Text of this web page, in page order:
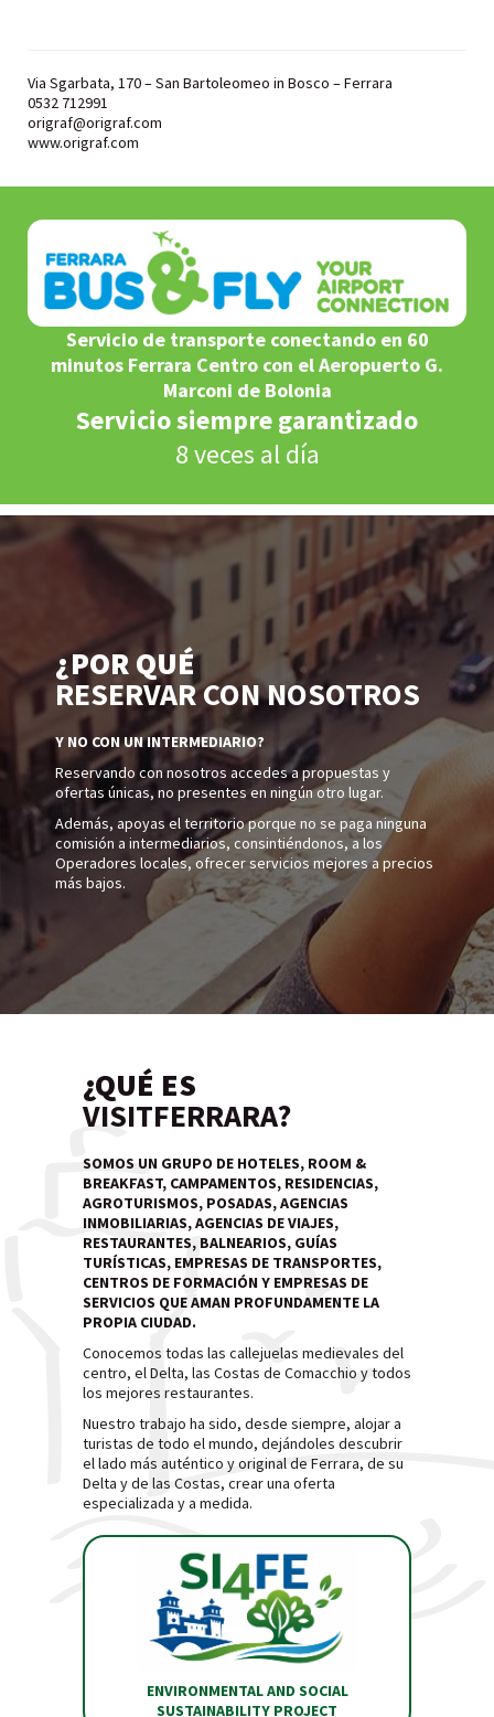
Via Sgarbata, 170 – San Bartoleomeo in Bosco – Ferrara
0532 712991
origraf@origraf.com
www.origraf.com
Servicio de transporte conectando en 60
minutos Ferrara Centro con el Aeropuerto G.
Marconi de Bolonia
Servicio siempre garantizado
8 veces al día
¿POR QUÉ
RESERVAR CON NOSOTROS
Y NO CON UN INTERMEDIARIO?
Reservando con nosotros accedes a propuestas y
ofertas únicas, no presentes en ningún otro lugar.
Además, apoyas el territorio porque no se paga ninguna
comisión a intermediarios, consintiéndonos, a los
Operadores locales, ofrecer servicios mejores a precios
más bajos.
¿QUÉ ES
VISITFERRARA?
SOMOS UN GRUPO DE HOTELES, ROOM &
BREAKFAST, CAMPAMENTOS, RESIDENCIAS,
AGROTURISMOS, POSADAS, AGENCIAS
INMOBILIARIAS, AGENCIAS DE VIAJES,
RESTAURANTES, BALNEARIOS, GUÍAS
TURÍSTICAS, EMPRESAS DE TRANSPORTES,
CENTROS DE FORMACIÓN Y EMPRESAS DE
SERVICIOS QUE AMAN PROFUNDAMENTE LA
PROPIA CIUDAD.
Conocemos todas las callejuelas medievales del
centro, el Delta, las Costas de Comacchio y todos
los mejores restaurantes.
Nuestro trabajo ha sido, desde siempre, alojar a
turistas de todo el mundo, dejándoles descubrir
el lado más auténtico y original de Ferrara, de su
Delta y de las Costas, crear una oferta
especializada y a medida.
ENVIRONMENTAL AND SOCIAL
SUSTAINABILITY PROJECT